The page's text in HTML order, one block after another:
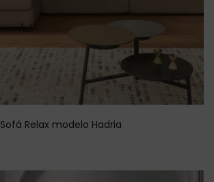
Sofá Relax modelo Hadria